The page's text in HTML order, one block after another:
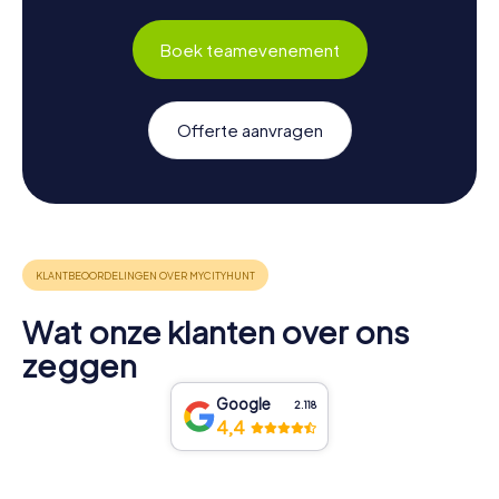
Boek teamevenement
Offerte aanvragen
Wat onze klanten over ons
zeggen
Google 2.118
4,4